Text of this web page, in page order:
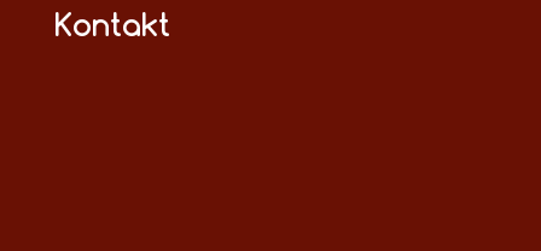
Kontakt